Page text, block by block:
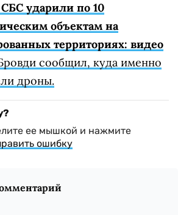
ударили по 10
объектам на
территориях: видео
сообщил, куда именно
дроны.
ее мышкой и нажмите
ошибку